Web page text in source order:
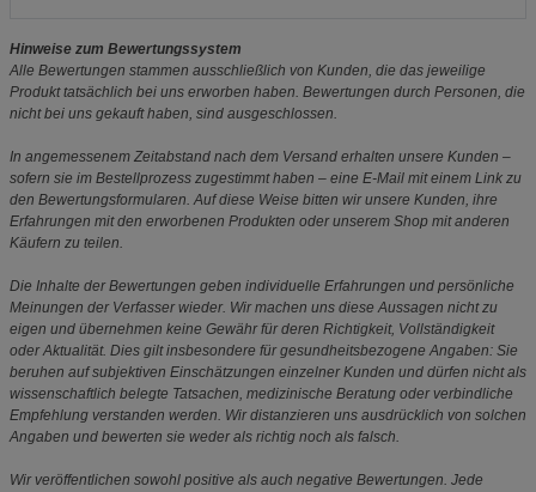
Hinweise zum Bewertungssystem
Alle Bewertungen stammen ausschließlich von Kunden, die das jeweilige
Produkt tatsächlich bei uns erworben haben. Bewertungen durch Personen, die
nicht bei uns gekauft haben, sind ausgeschlossen.
In angemessenem Zeitabstand nach dem Versand erhalten unsere Kunden –
sofern sie im Bestellprozess zugestimmt haben – eine E-Mail mit einem Link zu
den Bewertungsformularen. Auf diese Weise bitten wir unsere Kunden, ihre
Erfahrungen mit den erworbenen Produkten oder unserem Shop mit anderen
Käufern zu teilen.
Die Inhalte der Bewertungen geben individuelle Erfahrungen und persönliche
Meinungen der Verfasser wieder. Wir machen uns diese Aussagen nicht zu
eigen und übernehmen keine Gewähr für deren Richtigkeit, Vollständigkeit
oder Aktualität. Dies gilt insbesondere für gesundheitsbezogene Angaben: Sie
beruhen auf subjektiven Einschätzungen einzelner Kunden und dürfen nicht als
wissenschaftlich belegte Tatsachen, medizinische Beratung oder verbindliche
Empfehlung verstanden werden. Wir distanzieren uns ausdrücklich von solchen
Angaben und bewerten sie weder als richtig noch als falsch.
Wir veröffentlichen sowohl positive als auch negative Bewertungen. Jede